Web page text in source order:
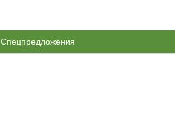
Спецпредложения